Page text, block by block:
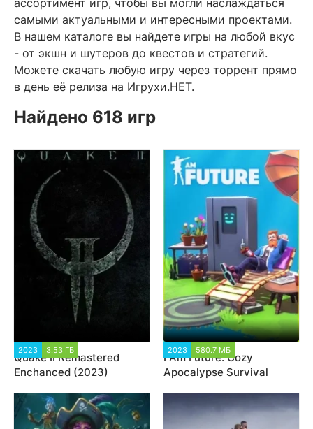
ассортимент игр, чтобы вы могли наслаждаться
самыми актуальными и интересными проектами.
В нашем каталоге вы найдете игры на любой вкус
- от экшн и шутеров до квестов и стратегий.
Можете скачать любую игру через торрент прямо
в день её релиза на Игрухи.НЕТ.
Найдено 618 игр
2023 3.53 ГБ
Quake II Remastered
Enchanced (2023)
2023 580.7 МБ
I Am Future: Cozy
Apocalypse Survival